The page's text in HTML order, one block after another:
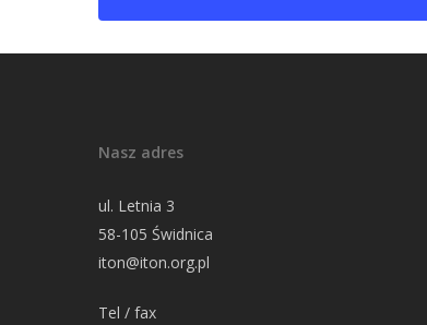
Nasz adres
ul. Letnia 3
58-105 Świdnica
iton@iton.org.pl
Tel / fax